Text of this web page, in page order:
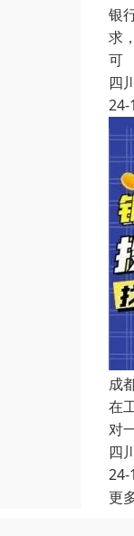
银
求
可
四
24-
成
在
对
四
24-
更